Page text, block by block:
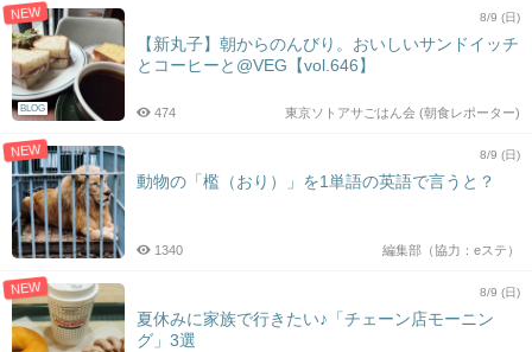
NEW
BLOG
8/9 (日)
【新丸子】朝からのんびり。おいしいサンドイッチ
とコーヒーと@VEG【vol.646】
東京ソトアサごはん会 (朝食レポーター)
474
NEW 8/9 (日)
動物の「檻（おり）」を1単語の英語で言うと？
編集部（協力：eステ）
1340
NEW 8/9 (日)
夏休みに家族で行きたい♪「チェーン店モーニン
グ」3選